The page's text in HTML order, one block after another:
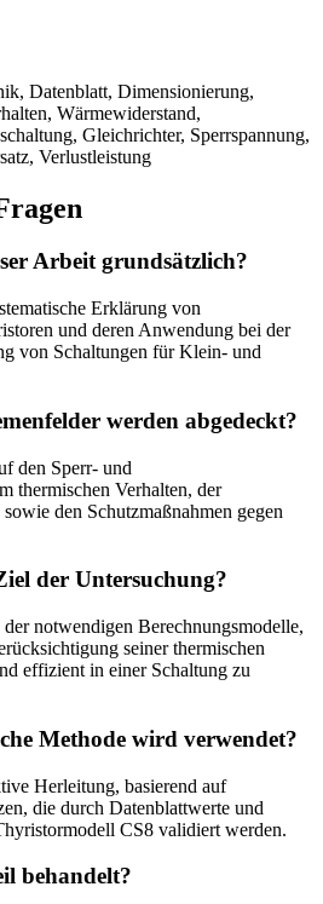
Datenblatt, Dimensionierung,
Wärmewiderstand,
Gleichrichter, Sperrspannung,
Verlustleistung
Arbeit grundsätzlich?
Erklärung von
und deren Anwendung bei der
von Schaltungen für Klein- und
werden abgedeckt?
den Sperr- und
thermischen Verhalten, der
den Schutzmaßnahmen gegen
der Untersuchung?
notwendigen Berechnungsmodelle,
seiner thermischen
effizient in einer Schaltung zu
Methode wird verwendet?
Herleitung, basierend auf
die durch Datenblattwerte und
CS8 validiert werden.
behandelt?